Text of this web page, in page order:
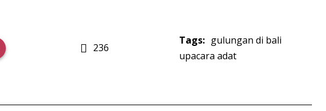
236
Tags: gulungan di bali
upacara adat